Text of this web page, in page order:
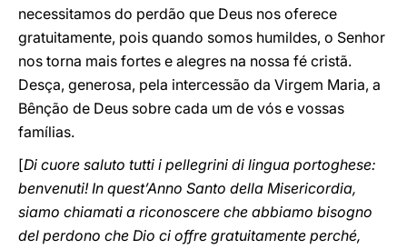
necessitamos do perdão que Deus nos oferece
gratuitamente, pois quando somos humildes, o Senhor
nos torna mais fortes e alegres na nossa fé cristã.
Desça, generosa, pela intercessão da Virgem Maria, a
Bênção de Deus sobre cada um de vós e vossas
famílias.
[Di cuore saluto tutti i pellegrini di lingua portoghese:
benvenuti! In quest’Anno Santo della Misericordia,
siamo chiamati a riconoscere che abbiamo bisogno
del perdono che Dio ci offre gratuitamente perché,